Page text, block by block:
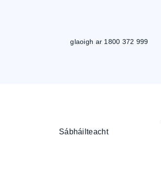
glaoigh ar 1800 372 999
Sábháilteacht